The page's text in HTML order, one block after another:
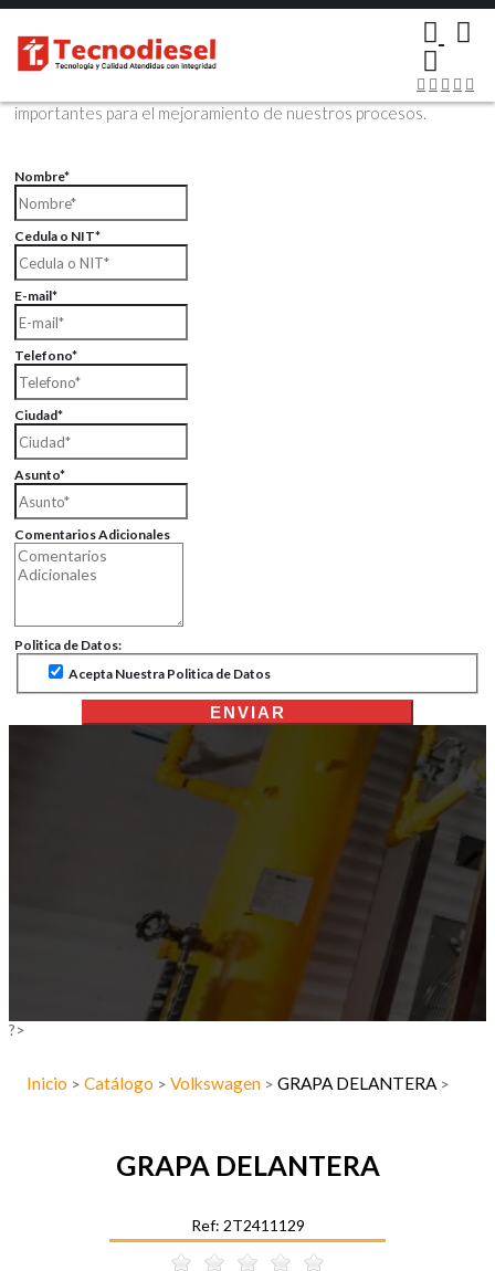
Contáctenos Vía Email
Envíenos sus datos con sus comentarios, sus opiniones son muy
importantes para el mejoramiento de nuestros procesos.
Nombre*
Cedula o NIT*
E-mail*
Telefono*
Ciudad*
Asunto*
Comentarios Adicionales
Politica de Datos:
Acepta Nuestra Politica de Datos
ENVIAR
?>
Inicio > Catálogo > Volkswagen > GRAPA DELANTERA >
GRAPA DELANTERA
Ref: 2T2411129